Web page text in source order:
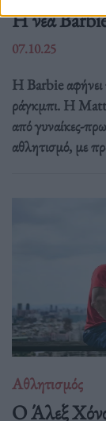
Η νέα
07.10.25
Η Barbie αφήνει
ράγκμπι. Η
από γυναίκες-
αθλητισμό, με
Αθλητισμός
Ο Άλεξ